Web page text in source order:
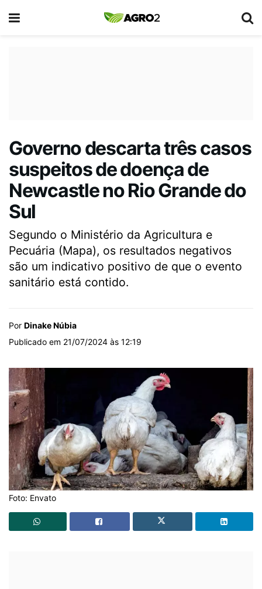
Governo descarta três casos
suspeitos de doença de
Newcastle no Rio Grande do
Sul
Segundo o Ministério da Agricultura e
Pecuária (Mapa), os resultados negativos
são um indicativo positivo de que o evento
sanitário está contido.
Por Dinake Núbia
Publicado em 21/07/2024 às 12:19
Foto: Envato